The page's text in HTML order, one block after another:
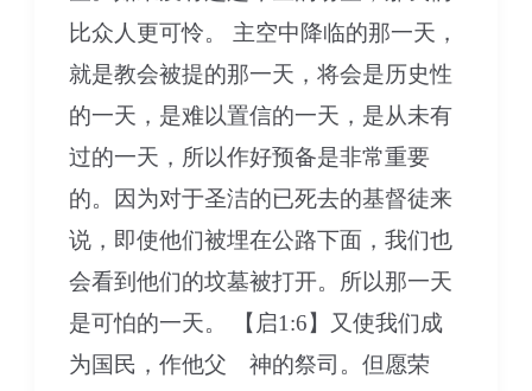
比众人更可怜。 主空中降临的那一天，
就是教会被提的那一天，将会是历史性
的一天，是难以置信的一天，是从未有
过的一天，所以作好预备是非常重要
的。因为对于圣洁的已死去的基督徒来
说，即使他们被埋在公路下面，我们也
会看到他们的坟墓被打开。所以那一天
是可怕的一天。 【启1:6】又使我们成
为国民，作他父 神的祭司。但愿荣